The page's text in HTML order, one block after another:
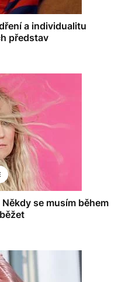
a individualitu
představ
se musím během